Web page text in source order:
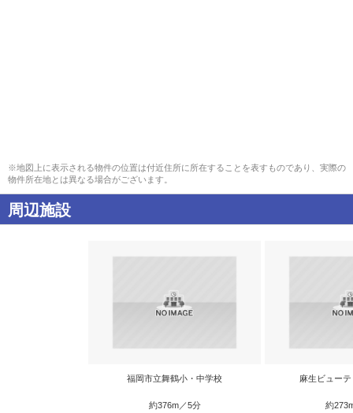
※地図上に表示される物件の位置は付近住所に所在することを表すものであり、実際の
物件所在地とは異なる場合がございます。
周辺施設
福岡市立舞鶴小・中学校
約376m／5分
麻生ビュー
約